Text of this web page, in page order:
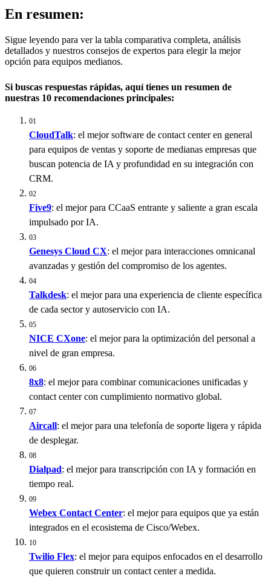
En resumen:
Sigue leyendo para ver la tabla comparativa completa, análisis
detallados y nuestros consejos de expertos para elegir la mejor
opción para equipos medianos.
Si buscas respuestas rápidas, aquí tienes un resumen de
nuestras 10 recomendaciones principales:
01
CloudTalk: el mejor software de contact center en general
para equipos de ventas y soporte de medianas empresas que
buscan potencia de IA y profundidad en su integración con
CRM.
02
Five9: el mejor para CCaaS entrante y saliente a gran escala
impulsado por IA.
03
Genesys Cloud CX: el mejor para interacciones omnicanal
avanzadas y gestión del compromiso de los agentes.
04
Talkdesk: el mejor para una experiencia de cliente específica
de cada sector y autoservicio con IA.
05
NICE CXone: el mejor para la optimización del personal a
nivel de gran empresa.
06
8x8: el mejor para combinar comunicaciones unificadas y
contact center con cumplimiento normativo global.
07
Aircall: el mejor para una telefonía de soporte ligera y rápida
de desplegar.
08
Dialpad: el mejor para transcripción con IA y formación en
tiempo real.
09
Webex Contact Center: el mejor para equipos que ya están
integrados en el ecosistema de Cisco/Webex.
10
Twilio Flex: el mejor para equipos enfocados en el desarrollo
que quieren construir un contact center a medida.